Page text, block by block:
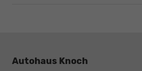
Autohaus Knoch